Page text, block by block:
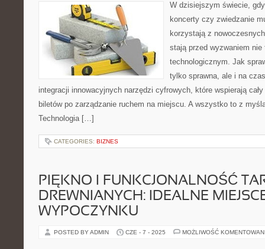
W dzisiejszym świecie,
koncerty czy zwiedzanie
korzystają z
stają przed wyzwaniem
technologicznym. Jak
tylko sprawna, ale i na
integracji innowacyjnych narzędzi cyfrowych, które wspierają
biletów po zarządzanie ruchem na miejscu. A wszystko to z
Technologia […]
CATEGORIES: BIZNES
PIĘKNO I FUNKCJONALNOŚĆ
DREWNIANYCH: IDEALNE
WYPOCZYNKU
POSTED BY ADMIN CZE - 7 - 2025 MOŻLIWOŚĆ